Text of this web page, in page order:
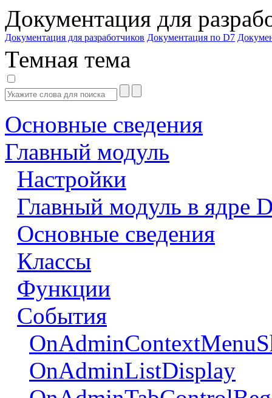
Документация для
Документация для разработчиков Документация по D7
Темная тема
Основные сведения
Главный модуль
Настройки
Главный модуль в ядре
Основные сведения
Классы
Функции
События
OnAdminListDisplay